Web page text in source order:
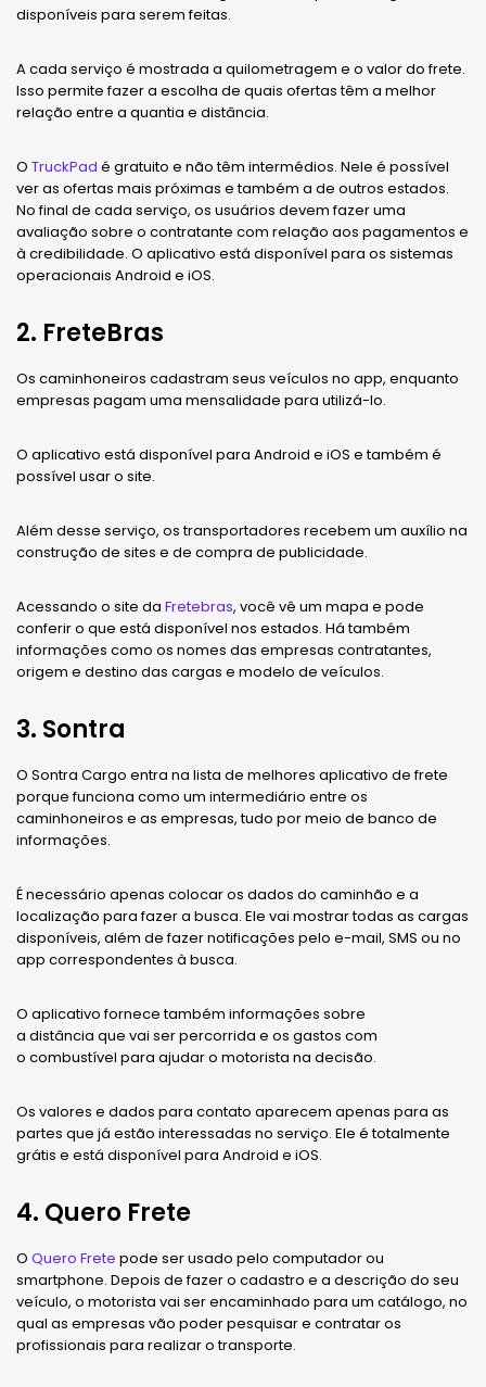
disponíveis para serem feitas.
A cada serviço é mostrada a quilometragem e o valor do frete.
Isso permite fazer a escolha de quais ofertas têm a melhor
relação entre a quantia e distância.
O TruckPad é gratuito e não têm intermédios. Nele é possível
ver as ofertas mais próximas e também a de outros estados.
No final de cada serviço, os usuários devem fazer uma
avaliação sobre o contratante com relação aos pagamentos e
à credibilidade. O aplicativo está disponível para os sistemas
operacionais Android e iOS.
2. FreteBras
Os caminhoneiros cadastram seus veículos no app, enquanto
empresas pagam uma mensalidade para utilizá-lo.
O aplicativo está disponível para Android e iOS e também é
possível usar o site.
Além desse serviço, os transportadores recebem um auxílio na
construção de sites e de compra de publicidade.
Acessando o site da Fretebras, você vê um mapa e pode
conferir o que está disponível nos estados. Há também
informações como os nomes das empresas contratantes,
origem e destino das cargas e modelo de veículos.
3. Sontra
O Sontra Cargo entra na lista de melhores aplicativo de frete
porque funciona como um intermediário entre os
caminhoneiros e as empresas, tudo por meio de banco de
informações.
É necessário apenas colocar os dados do caminhão e a
localização para fazer a busca. Ele vai mostrar todas as cargas
disponíveis, além de fazer notificações pelo e-mail, SMS ou no
app correspondentes à busca.
O aplicativo fornece também informações sobre
a distância que vai ser percorrida e os gastos com
o combustível para ajudar o motorista na decisão.
Os valores e dados para contato aparecem apenas para as
partes que já estão interessadas no serviço. Ele é totalmente
grátis e está disponível para Android e iOS.
4. Quero Frete
O Quero Frete pode ser usado pelo computador ou
smartphone. Depois de fazer o cadastro e a descrição do seu
veículo, o motorista vai ser encaminhado para um catálogo, no
qual as empresas vão poder pesquisar e contratar os
profissionais para realizar o transporte.